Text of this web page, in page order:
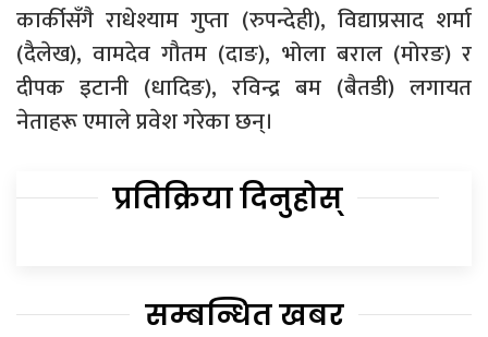
कार्कीसँगै राधेश्याम गुप्ता (रुपन्देही), विद्याप्रसाद शर्मा
(दैलेख), वामदेव गौतम (दाङ), भोला बराल (मोरङ) र
दीपक इटानी (धादिङ), रविन्द्र बम (बैतडी) लगायत
नेताहरू एमाले प्रवेश गरेका छन्।
प्रतिक्रिया दिनुहोस्
सम्बन्धित खबर